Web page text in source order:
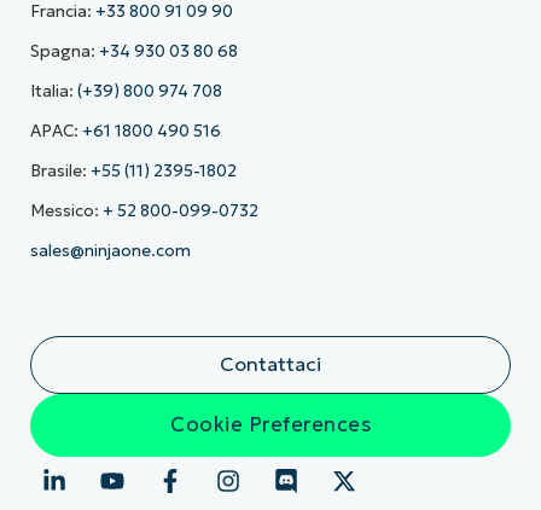
Francia: +33 800 91 09 90
Spagna: +34 930 03 80 68
Italia: (+39) 800 974 708
APAC: +61 1800 490 516
Brasile: +55 (11) 2395-1802
Messico: + 52 800-099-0732
sales@ninjaone.com
Contattaci
Cookie Preferences